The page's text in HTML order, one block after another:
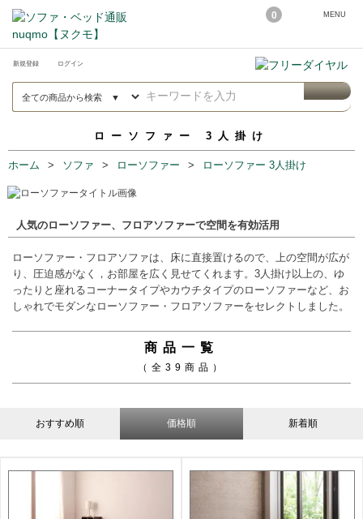
0 MENU
新規登録 ログイン
ローソファー 3人掛け
ホーム ソファ ローソファー ローソファー 3人掛け
人気のローソファー、フロアソファーで空間を有効活用
ローソファー・フロアソファは、床に直接置けるので、上の空間が広が
り、圧迫感がなく，お部屋を広く見せてくれます。3人掛け以上の、ゆ
ったりと座れるコーナータイプやカウチタイプのローソファーなど、お
しゃれでモダンなローソファー・フロアソファーをセレクトしました。
商品一覧
（全39商品）
おすすめ順 価格順 新着順